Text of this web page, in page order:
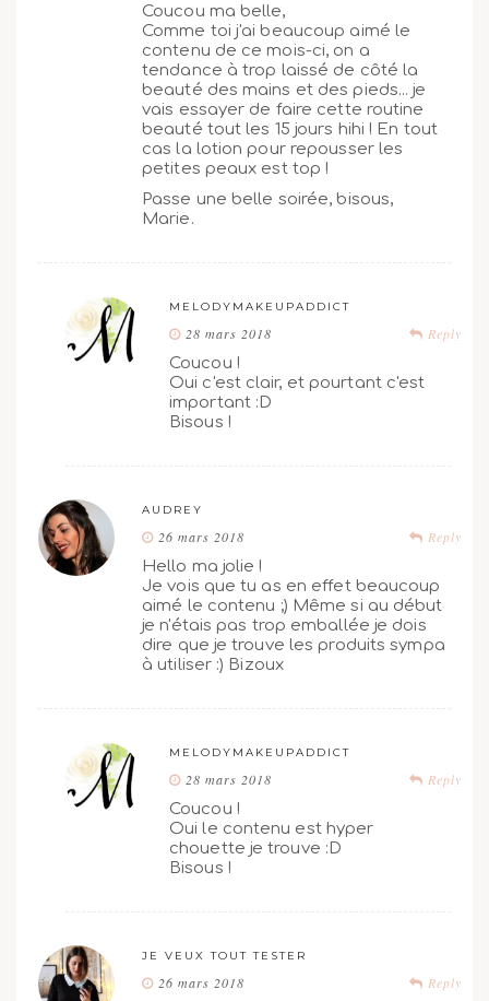
Coucou ma belle,
Comme toi j'ai beaucoup aimé le
contenu de ce mois-ci, on a
tendance à trop laissé de côté la
beauté des mains et des pieds... je
vais essayer de faire cette routine
beauté tout les 15 jours hihi ! En tout
cas la lotion pour repousser les
petites peaux est top !
Passe une belle soirée, bisous,
Marie.
MELODYMAKEUPADDICT
Reply
28 mars 2018
Coucou !
Oui c'est clair, et pourtant c'est
important :D
Bisous !
AUDREY
Reply
26 mars 2018
Hello ma jolie !
Je vois que tu as en effet beaucoup
aimé le contenu ;) Même si au début
je n'étais pas trop emballée je dois
dire que je trouve les produits sympa
à utiliser :) Bizoux
MELODYMAKEUPADDICT
Reply
28 mars 2018
Coucou !
Oui le contenu est hyper
chouette je trouve :D
Bisous !
JE VEUX TOUT TESTER
Reply
26 mars 2018